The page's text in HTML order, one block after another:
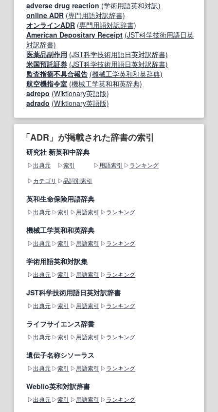
adverse drug reaction (学術用語英和対訳)
online ADR (専門用語対訳辞書)
オンラインADR (専門用語対訳辞書)
American Depositary Receipt (JST科学技術用語日英
対訳辞書)
医薬品副作用 (JST科学技術用語日英対訳辞書)
米国預託証券 (JST科学技術用語日英対訳辞書)
監査指摘不具合報告 (機械工学英和和英辞典)
航空機指令室 (機械工学英和和英辞典)
adrepo (Wiktionary英語版)
adrado (Wiktionary英語版)
「ADR」が掲載された辞書の索引
研究社 新英和中辞典
出典元 索引 用語索引
ランキング
カテゴリ
品詞別索引
英和生命保険用語辞典
出典元 索引 用語索引 ランキング
機械工学英和和英辞典
出典元 索引 用語索引 ランキング
学術用語英和対訳集
出典元 索引 用語索引 ランキング
JST科学技術用語日英対訳辞書
出典元 索引 用語索引 ランキング
ライフサイエンス辞書
出典元 索引 用語索引 ランキング
遺伝子名称シソーラス
出典元 索引 用語索引 ランキング
Weblio英和対訳辞書
出典元 索引 用語索引 ランキング